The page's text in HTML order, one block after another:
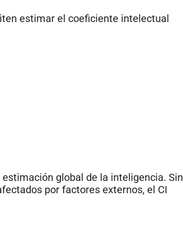
estimar el coeficiente intelectual
global de la inteligencia. Sin
por factores externos, el CI